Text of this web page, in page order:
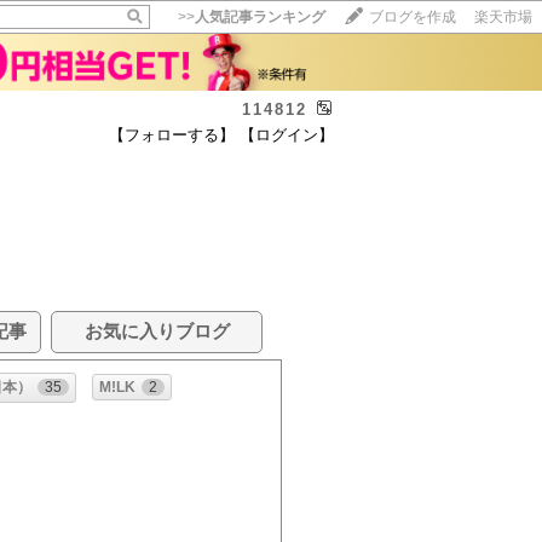
>>人気記事ランキング ブログを作成 楽天市場
114812
【フォローする】 【ログイン】
事 お気に入りブログ
） 35 M!LK 2